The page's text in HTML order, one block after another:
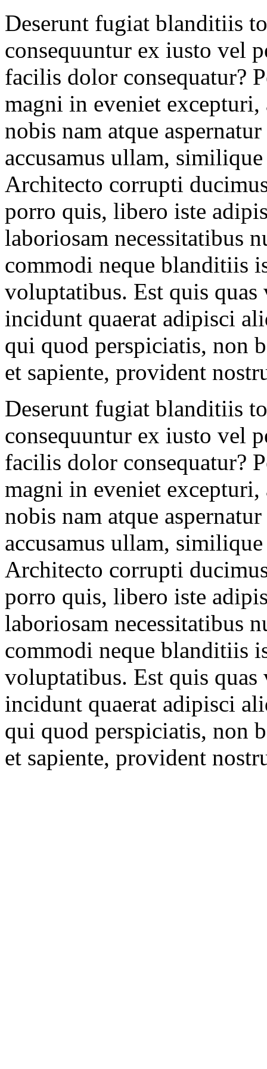
Deserunt fugiat blanditiis
consequuntur ex iusto vel
facilis dolor consequatur?
magni in eveniet
nobis nam atque
accusamus ullam,
Architecto corrupti
porro quis, libero iste
laboriosam necessitatibus
commodi neque blanditiis
voluptatibus. Est quis
incidunt quaerat adipisci
qui quod perspiciatis, non
et sapiente, provident
Deserunt fugiat blanditiis
consequuntur ex iusto vel
facilis dolor consequatur?
magni in eveniet
nobis nam atque
accusamus ullam,
Architecto corrupti
porro quis, libero iste
laboriosam necessitatibus
commodi neque blanditiis
voluptatibus. Est quis
incidunt quaerat adipisci
qui quod perspiciatis, non
et sapiente, provident